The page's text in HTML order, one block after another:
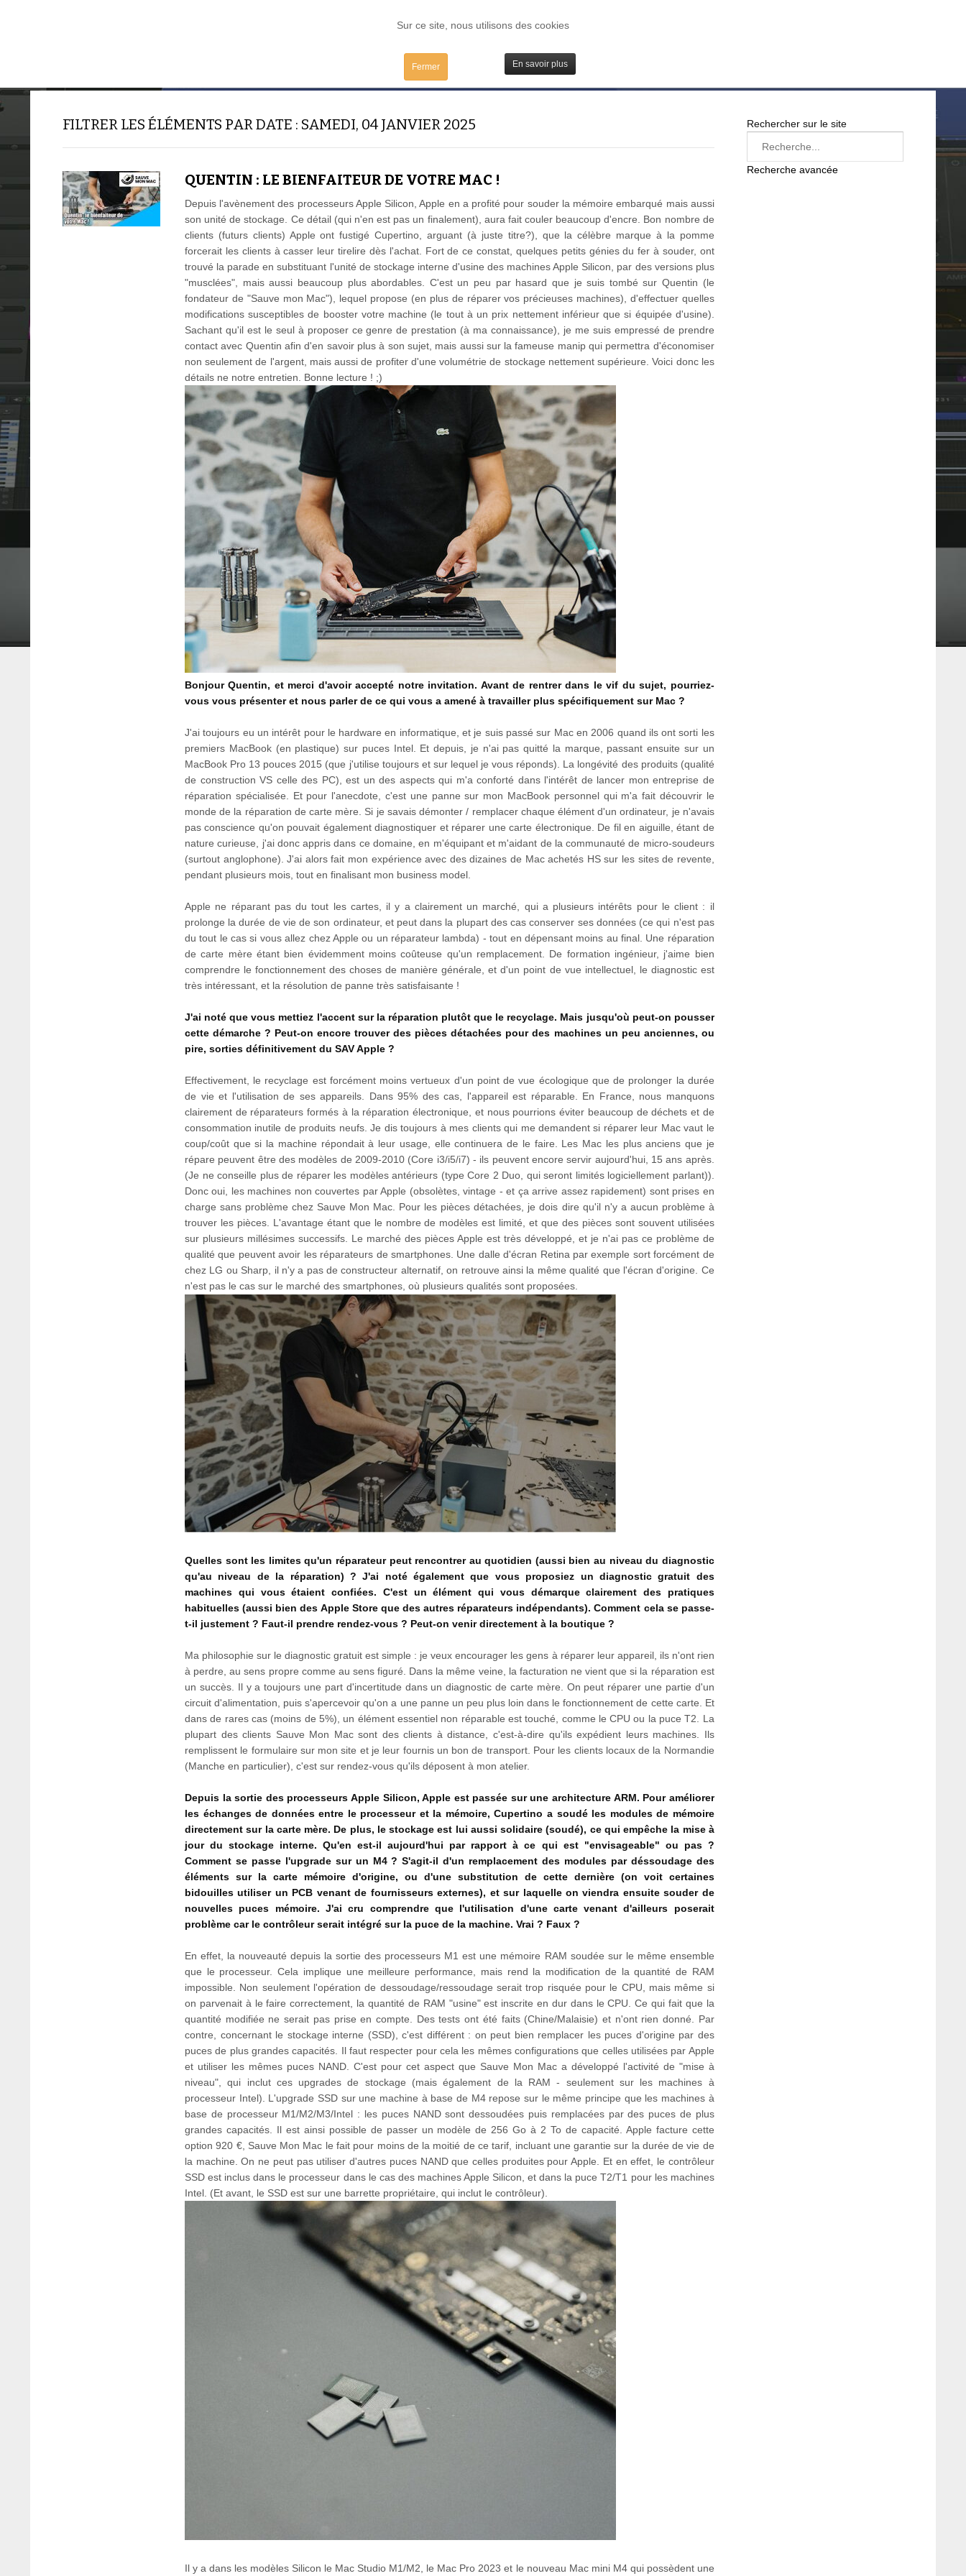
Sur ce site, nous utilisons des cookies
Fermer En savoir plus
TESTS IBIDULES / MAC PLUGS / IV
FILTRER LES ÉLÉMENTS PAR DATE : SAMEDI, 04 JANVIER 2025
QUENTIN : LE BIENFAITEUR DE VOTRE MAC !
Depuis l'avènement des processeurs Apple Silicon, Apple en a profité pour souder la mémoire embarqué mais aussi
son unité de stockage. Ce détail (qui n'en est pas un finalement), aura fait couler beaucoup d'encre. Bon nombre de
clients (futurs clients) Apple ont fustigé Cupertino, arguant (à juste titre?), que la célèbre marque à la pomme
forcerait les clients à casser leur tirelire dès l'achat. Fort de ce constat, quelques petits génies du fer à souder, ont
trouvé la parade en substituant l'unité de stockage interne d'usine des machines Apple Silicon, par des versions plus
"musclées", mais aussi beaucoup plus abordables. C'est un peu par hasard que je suis tombé sur Quentin (le
fondateur de "Sauve mon Mac"), lequel propose (en plus de réparer vos précieuses machines), d'effectuer quelles
modifications susceptibles de booster votre machine (le tout à un prix nettement inférieur que si équipée d'usine).
Sachant qu'il est le seul à proposer ce genre de prestation (à ma connaissance), je me suis empressé de prendre
contact avec Quentin afin d'en savoir plus à son sujet, mais aussi sur la fameuse manip qui permettra d'économiser
non seulement de l'argent, mais aussi de profiter d'une volumétrie de stockage nettement supérieure. Voici donc les
détails ne notre entretien. Bonne lecture ! ;)
Bonjour Quentin, et merci d'avoir accepté notre invitation. Avant de rentrer dans le vif du sujet, pourriez-
vous vous présenter et nous parler de ce qui vous a amené à travailler plus spécifiquement sur Mac ?
J'ai toujours eu un intérêt pour le hardware en informatique, et je suis passé sur Mac en 2006 quand ils ont sorti les
premiers MacBook (en plastique) sur puces Intel. Et depuis, je n'ai pas quitté la marque, passant ensuite sur un
MacBook Pro 13 pouces 2015 (que j'utilise toujours et sur lequel je vous réponds). La longévité des produits (qualité
de construction VS celle des PC), est un des aspects qui m'a conforté dans l'intérêt de lancer mon entreprise de
réparation spécialisée. Et pour l'anecdote, c'est une panne sur mon MacBook personnel qui m'a fait découvrir le
monde de la réparation de carte mère. Si je savais démonter / remplacer chaque élément d'un ordinateur, je n'avais
pas conscience qu'on pouvait également diagnostiquer et réparer une carte électronique. De fil en aiguille, étant de
nature curieuse, j'ai donc appris dans ce domaine, en m'équipant et m'aidant de la communauté de micro-soudeurs
(surtout anglophone). J'ai alors fait mon expérience avec des dizaines de Mac achetés HS sur les sites de revente,
pendant plusieurs mois, tout en finalisant mon business model.
Apple ne réparant pas du tout les cartes, il y a clairement un marché, qui a plusieurs intérêts pour le client : il
prolonge la durée de vie de son ordinateur, et peut dans la plupart des cas conserver ses données (ce qui n'est pas
du tout le cas si vous allez chez Apple ou un réparateur lambda) - tout en dépensant moins au final. Une réparation
de carte mère étant bien évidemment moins coûteuse qu'un remplacement. De formation ingénieur, j'aime bien
comprendre le fonctionnement des choses de manière générale, et d'un point de vue intellectuel, le diagnostic est
très intéressant, et la résolution de panne très satisfaisante !
J'ai noté que vous mettiez l'accent sur la réparation plutôt que le recyclage. Mais jusqu'où peut-on pousser
cette démarche ? Peut-on encore trouver des pièces détachées pour des machines un peu anciennes, ou
pire, sorties définitivement du SAV Apple ?
Effectivement, le recyclage est forcément moins vertueux d'un point de vue écologique que de prolonger la durée
de vie et l'utilisation de ses appareils. Dans 95% des cas, l'appareil est réparable. En France, nous manquons
clairement de réparateurs formés à la réparation électronique, et nous pourrions éviter beaucoup de déchets et de
consommation inutile de produits neufs. Je dis toujours à mes clients qui me demandent si réparer leur Mac vaut le
coup/coût que si la machine répondait à leur usage, elle continuera de le faire. Les Mac les plus anciens que je
répare peuvent être des modèles de 2009-2010 (Core i3/i5/i7) - ils peuvent encore servir aujourd'hui, 15 ans après.
(Je ne conseille plus de réparer les modèles antérieurs (type Core 2 Duo, qui seront limités logiciellement parlant)).
Donc oui, les machines non couvertes par Apple (obsolètes, vintage - et ça arrive assez rapidement) sont prises en
charge sans problème chez Sauve Mon Mac. Pour les pièces détachées, je dois dire qu'il n'y a aucun problème à
trouver les pièces. L'avantage étant que le nombre de modèles est limité, et que des pièces sont souvent utilisées
sur plusieurs millésimes successifs. Le marché des pièces Apple est très développé, et je n'ai pas ce problème de
qualité que peuvent avoir les réparateurs de smartphones. Une dalle d'écran Retina par exemple sort forcément de
chez LG ou Sharp, il n'y a pas de constructeur alternatif, on retrouve ainsi la même qualité que l'écran d'origine. Ce
n'est pas le cas sur le marché des smartphones, où plusieurs qualités sont proposées.
Quelles sont les limites qu'un réparateur peut rencontrer au quotidien (aussi bien au niveau du diagnostic
qu'au niveau de la réparation) ? J'ai noté également que vous proposiez un diagnostic gratuit des
machines qui vous étaient confiées. C'est un élément qui vous démarque clairement des pratiques
habituelles (aussi bien des Apple Store que des autres réparateurs indépendants). Comment cela se passe-
t-il justement ? Faut-il prendre rendez-vous ? Peut-on venir directement à la boutique ?
Ma philosophie sur le diagnostic gratuit est simple : je veux encourager les gens à réparer leur appareil, ils n'ont rien
à perdre, au sens propre comme au sens figuré. Dans la même veine, la facturation ne vient que si la réparation est
un succès. Il y a toujours une part d'incertitude dans un diagnostic de carte mère. On peut réparer une partie d'un
circuit d'alimentation, puis s'apercevoir qu'on a une panne un peu plus loin dans le fonctionnement de cette carte. Et
dans de rares cas (moins de 5%), un élément essentiel non réparable est touché, comme le CPU ou la puce T2. La
plupart des clients Sauve Mon Mac sont des clients à distance, c'est-à-dire qu'ils expédient leurs machines. Ils
remplissent le formulaire sur mon site et je leur fournis un bon de transport. Pour les clients locaux de la Normandie
(Manche en particulier), c'est sur rendez-vous qu'ils déposent à mon atelier.
Depuis la sortie des processeurs Apple Silicon, Apple est passée sur une architecture ARM. Pour améliorer
les échanges de données entre le processeur et la mémoire, Cupertino a soudé les modules de mémoire
directement sur la carte mère. De plus, le stockage est lui aussi solidaire (soudé), ce qui empêche la mise à
jour du stockage interne. Qu'en est-il aujourd'hui par rapport à ce qui est "envisageable" ou pas ?
Comment se passe l'upgrade sur un M4 ? S'agit-il d'un remplacement des modules par déssoudage des
éléments sur la carte mémoire d'origine, ou d'une substitution de cette dernière (on voit certaines
bidouilles utiliser un PCB venant de fournisseurs externes), et sur laquelle on viendra ensuite souder de
nouvelles puces mémoire. J'ai cru comprendre que l'utilisation d'une carte venant d'ailleurs poserait
problème car le contrôleur serait intégré sur la puce de la machine. Vrai ? Faux ?
En effet, la nouveauté depuis la sortie des processeurs M1 est une mémoire RAM soudée sur le même ensemble
que le processeur. Cela implique une meilleure performance, mais rend la modification de la quantité de RAM
impossible. Non seulement l'opération de dessoudage/ressoudage serait trop risquée pour le CPU, mais même si
on parvenait à le faire correctement, la quantité de RAM "usine" est inscrite en dur dans le CPU. Ce qui fait que la
quantité modifiée ne serait pas prise en compte. Des tests ont été faits (Chine/Malaisie) et n'ont rien donné. Par
contre, concernant le stockage interne (SSD), c'est différent : on peut bien remplacer les puces d'origine par des
puces de plus grandes capacités. Il faut respecter pour cela les mêmes configurations que celles utilisées par Apple
et utiliser les mêmes puces NAND. C'est pour cet aspect que Sauve Mon Mac a développé l'activité de "mise à
niveau", qui inclut ces upgrades de stockage (mais également de la RAM - seulement sur les machines à
processeur Intel). L'upgrade SSD sur une machine à base de M4 repose sur le même principe que les machines à
base de processeur M1/M2/M3/Intel : les puces NAND sont dessoudées puis remplacées par des puces de plus
grandes capacités. Il est ainsi possible de passer un modèle de 256 Go à 2 To de capacité. Apple facture cette
option 920 €, Sauve Mon Mac le fait pour moins de la moitié de ce tarif, incluant une garantie sur la durée de vie de
la machine. On ne peut pas utiliser d'autres puces NAND que celles produites pour Apple. Et en effet, le contrôleur
SSD est inclus dans le processeur dans le cas des machines Apple Silicon, et dans la puce T2/T1 pour les machines
Intel. (Et avant, le SSD est sur une barrette propriétaire, qui inclut le contrôleur).
Il y a dans les modèles Silicon le Mac Studio M1/M2, le Mac Pro 2023 et le nouveau Mac mini M4 qui possèdent une
Rechercher sur le site
Recherche avancée